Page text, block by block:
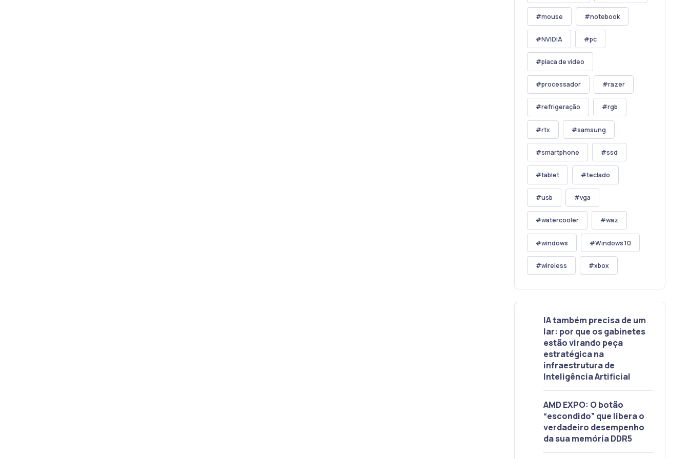
mouse notebook
NVIDIA pc
placa de vídeo
processador razer
refrigeração rgb
rtx samsung
smartphone ssd
tablet teclado
usb vga
watercooler waz
windows Windows 10
wireless xbox
IA também precisa de um
lar: por que os gabinetes
estão virando peça
estratégica na
infraestrutura de
Inteligência Artificial
AMD EXPO: O botão
“escondido” que libera o
verdadeiro desempenho
da sua memória DDR5